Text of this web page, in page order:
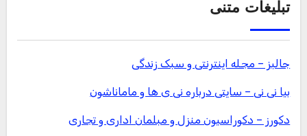
تبلیغات متنی
جالبز – مجله اینترنتی و سبک زندگی
بیا نی نی – سایتی درباره نی ی ها و ماماناشون
دکورز – دکوراسیون منزل و مبلمان اداری و تجاری